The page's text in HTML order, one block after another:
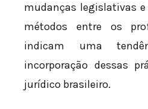
mudanças legislativas
métodos entre os
indicam uma
incorporação dessas
jurídico brasileiro.